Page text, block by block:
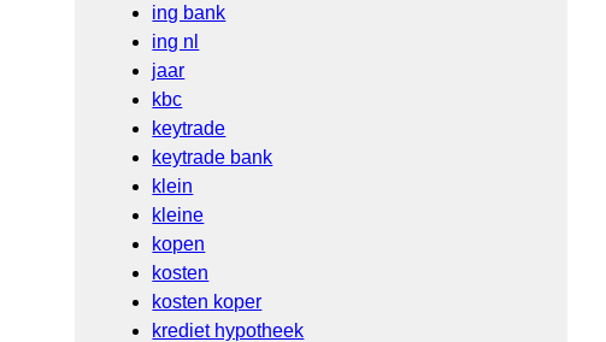
ing bank
ing nl
jaar
kbc
keytrade
keytrade bank
klein
kleine
kopen
kosten
kosten koper
krediet hypotheek